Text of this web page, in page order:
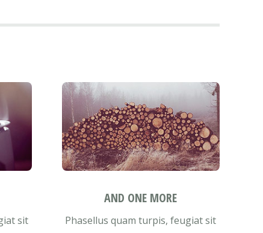
sit
AND ONE MORE
Phasellus quam turpis, feugiat sit